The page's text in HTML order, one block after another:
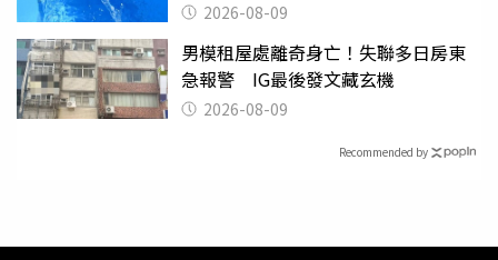
2026-08-09
男模租屋處離奇身亡！失聯多日房東
急報警 IG最後發文藏玄機
2026-08-09
Recommended by